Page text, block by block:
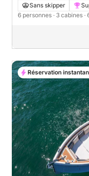
Sans skipper
6 personnes · 3 cabines ·
Réservation